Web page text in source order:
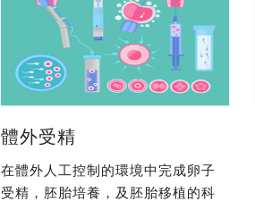
體外受精
在體外人工控制的環境中完成卵子
受精，胚胎培養，及胚胎移植的科